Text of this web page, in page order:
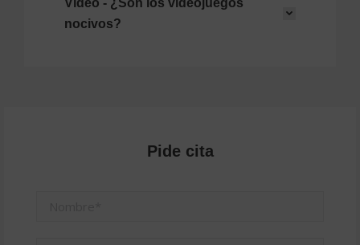
Vídeo - ¿Son los videojuegos
nocivos?
Pide cita